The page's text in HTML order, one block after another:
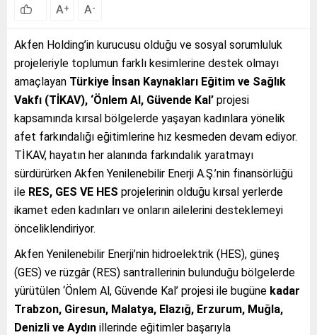
A+ A-
Akfen Holding’in kurucusu olduğu ve sosyal sorumluluk
projeleriyle toplumun farklı kesimlerine destek olmayı
amaçlayan Türkiye İnsan Kaynakları Eğitim ve Sağlık
Vakfı (TİKAV), ‘Önlem Al, Güvende Kal’ projesi
kapsamında kırsal bölgelerde yaşayan kadınlara yönelik
afet farkındalığı eğitimlerine hız kesmeden devam ediyor.
TİKAV, hayatın her alanında farkındalık yaratmayı
sürdürürken Akfen Yenilenebilir Enerji A.Ş.’nin finansörlüğü
ile RES, GES VE HES projelerinin olduğu kırsal yerlerde
ikamet eden kadınları ve onların ailelerini desteklemeyi
önceliklendiriyor.
Akfen Yenilenebilir Enerji’nin hidroelektrik (HES), güneş
(GES) ve rüzgâr (RES) santrallerinin bulunduğu bölgelerde
yürütülen ‘Önlem Al, Güvende Kal’ projesi ile bugüne kadar
Trabzon, Giresun, Malatya, Elazığ, Erzurum, Muğla,
Denizli ve Aydın illerinde eğitimler başarıyla